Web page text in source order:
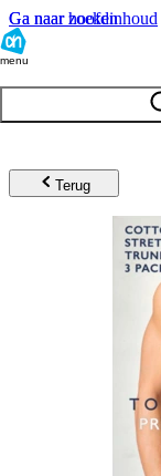
Ga naar hoofdinhoud
Ga naar zoeken
menu
Terug